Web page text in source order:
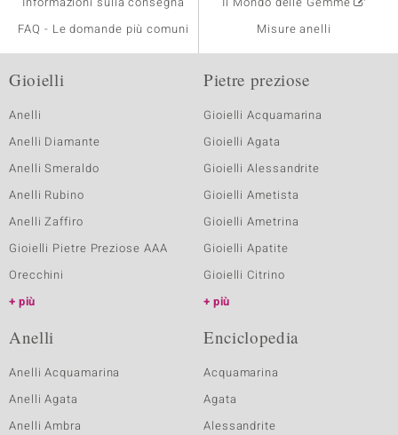
FAQ - Le domande più comuni
Misure anelli
Gioielli
Anelli
Anelli Diamante
Anelli Smeraldo
Anelli Rubino
Anelli Zaffiro
Gioielli Pietre Preziose AAA
Orecchini
più
Pietre preziose
Gioielli Acquamarina
Gioielli Agata
Gioielli Alessandrite
Gioielli Ametista
Gioielli Ametrina
Gioielli Apatite
Gioielli Citrino
più
Anelli
Anelli Acquamarina
Anelli Agata
Anelli Ambra
Enciclopedia
Acquamarina
Agata
Alessandrite